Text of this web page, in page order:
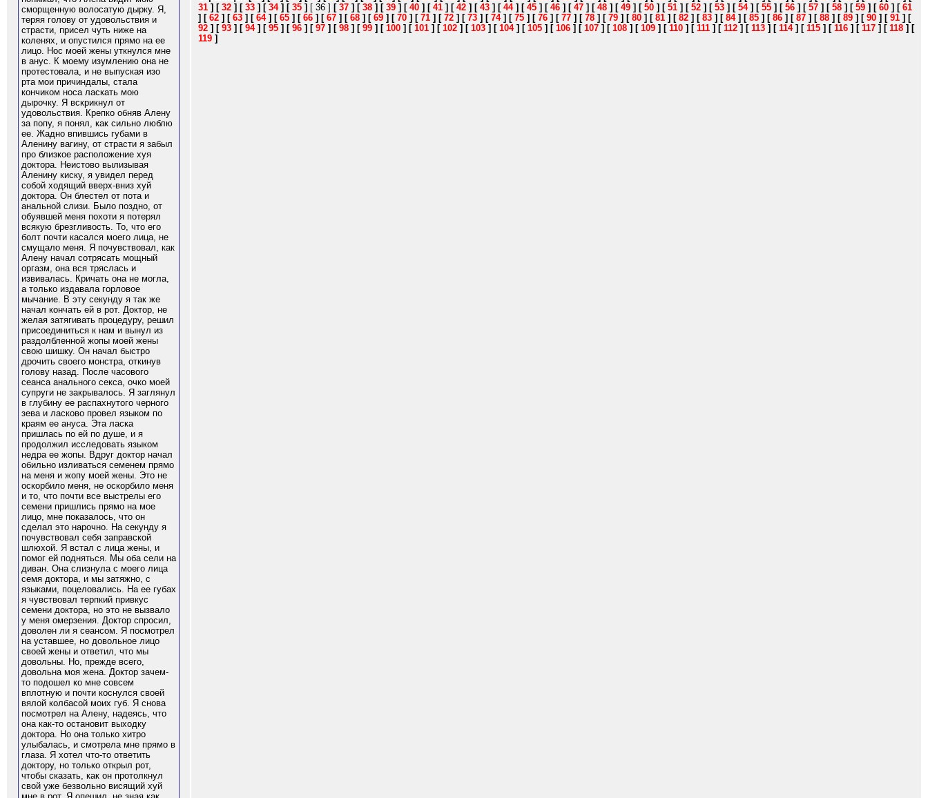
сморщенную волосатую дырку. Я,
теряя голову от удовольствия и
страсти, присел чуть ниже на
коленях, и опустился прямо на ее
лицо. Нос моей жены уткнулся мне
в анус. К моему изумлению она не
протестовала, и не выпуская изо
рта мои причиндалы, стала
кончиком носа ласкать мою
дырочку. Я вскрикнул от
удовольствия. Крепко обняв Алену
за попу, я понял, как сильно люблю
ее. Жадно впившись губами в
Аленину вагину, от страсти я забыл
про близкое расположение хуя
доктора. Неистово вылизывая
Аленину киску, я увидел перед
собой ходящий вверх-вниз хуй
доктора. Он блестел от пота и
анальной слизи. Было поздно, от
обуявшей меня похоти я потерял
всякую брезгливость. То, что его
болт почти касался моего лица, не
смущало меня. Я почувствовал, как
Алену начал сотрясать мощный
оргазм, она вся тряслась и
извивалась. Кричать она не могла,
а только издавала горловое
мычание. В эту секунду я так же
начал кончать ей в рот. Доктор, не
желая затягивать процедуру, решил
присоединиться к нам и вынул из
раздолбленной жопы моей жены
свою шишку. Он начал быстро
дрочить своего монстра, откинув
голову назад. После часового
сеанса анального секса, очко моей
супруги не закрывалось. Я заглянул
в глубину ее распахнутого черного
зева и ласково провел языком по
краям ее ануса. Эта ласка
пришлась по ей по душе, и я
продолжил исследовать языком
недра ее жопы. Вдруг доктор начал
обильно изливаться семенем прямо
на меня и жопу моей жены. Это не
оскорбило меня, не оскорбило меня
и то, что почти все выстрелы его
семени пришлись прямо на мое
лицо, мне показалось, что он
сделал это нарочно. На секунду я
почувствовал себя заправской
шлюхой. Я встал с лица жены, и
помог ей подняться. Мы оба сели на
диван. Она слизнула с моего лица
семя доктора, и мы затяжно, с
языками, поцеловались. На ее губах
я чувствовал терпкий привкус
семени доктора, но это не вызвало
у меня омерзения. Доктор спросил,
доволен ли я сеансом. Я посмотрел
на уставшее, но довольное лицо
своей жены и ответил, что мы
довольны. Но, прежде всего,
довольна моя жена. Доктор зачем-
то подошел ко мне совсем
вплотную и почти коснулся своей
вялой колбасой моих губ. Я снова
посмотрел на Алену, надеясь, что
она как-то остановит выходку
доктора. Но она только хитро
улыбалась, и смотрела мне прямо в
глаза. Я хотел что-то ответить
доктору, но только открыл рот,
чтобы сказать, как он протолкнул
свой уже безвольно висящий хуй
31 ] [ 32 ] [ 33 ] [ 34] [ 35 ] [ 36 ] [ 37 ] [ 38 ] [ 39 ] [ 40 ] [ 41 ] [ 42 ] [ 43 ] [ 44] [ 45 ] [ 46 ] [ 47 ] [ 48 ] [ 49 ] [ 50 ] [ 51 ] [ 52 ] [ 53 ] [ 54] [ 55 ] [ 56 ] [ 57 ] [ 58 ] [ 59 ] [ 60 ] [ 61
] [ 62 ] [ 63 ] [ 64] [ 65 ] [ 66 ] [ 67 ] [ 68 ] [ 69 ] [ 70 ] [ 71 ] [ 72 ] [ 73 ] [ 74] [ 75 ] [ 76 ] [ 77 ] [ 78 ] [ 79 ] [ 80 ] [ 81 ] [ 82 ] [ 83 ] [ 84] [ 85 ] [ 86 ] [ 87 ] [ 88 ] [ 89 ] [ 90 ] [ 91 ] [
92 ] [ 93 ] [ 94] [ 95 ] [ 96 ] [ 97 ] [ 98 ] [ 99 ] [ 100 ] [ 101 ] [ 102 ] [ 103 ] [ 104] [ 105 ] [ 106 ] [ 107 ] [ 108 ] [ 109 ] [ 110 ] [ 111 ] [ 112 ] [ 113 ] [ 114] [ 115 ] [ 116 ] [ 117 ] [ 118 ] [
119 ]